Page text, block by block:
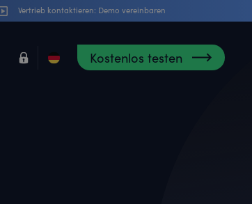
Vertrieb kontaktieren: Demo vereinbaren
Kostenlos testen